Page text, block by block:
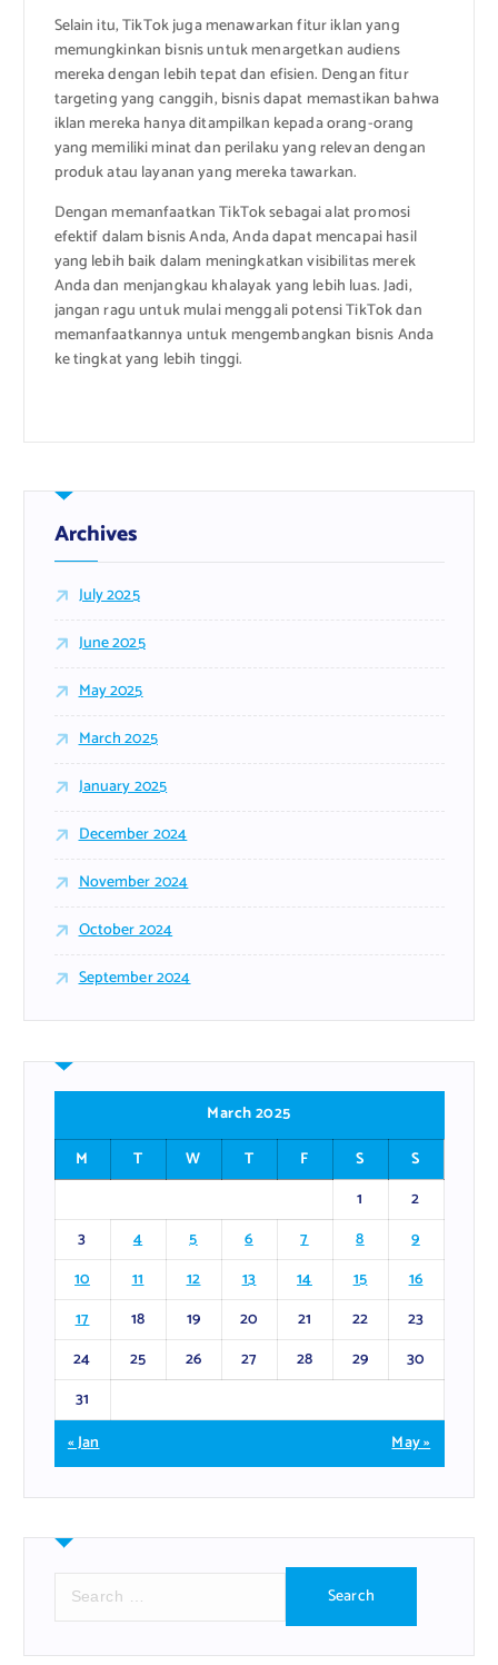
Selain itu, TikTok juga menawarkan fitur iklan yang
memungkinkan bisnis untuk menargetkan audiens
mereka dengan lebih tepat dan efisien. Dengan fitur
targeting yang canggih, bisnis dapat memastikan bahwa
iklan mereka hanya ditampilkan kepada orang-orang
yang memiliki minat dan perilaku yang relevan dengan
produk atau layanan yang mereka tawarkan.
Dengan memanfaatkan TikTok sebagai alat promosi
efektif dalam bisnis Anda, Anda dapat mencapai hasil
yang lebih baik dalam meningkatkan visibilitas merek
Anda dan menjangkau khalayak yang lebih luas. Jadi,
jangan ragu untuk mulai menggali potensi TikTok dan
memanfaatkannya untuk mengembangkan bisnis Anda
ke tingkat yang lebih tinggi.
Archives
July 2025
June 2025
May 2025
March 2025
January 2025
December 2024
November 2024
October 2024
September 2024
March 2025
M
T W T F S
S
1
2
3
4 5 6 7 8
9
10
11 12 13 14 15
16
17
18 19 20 21 22
23
24
25 26 27 28 29
30
31
« Jan
May »
r